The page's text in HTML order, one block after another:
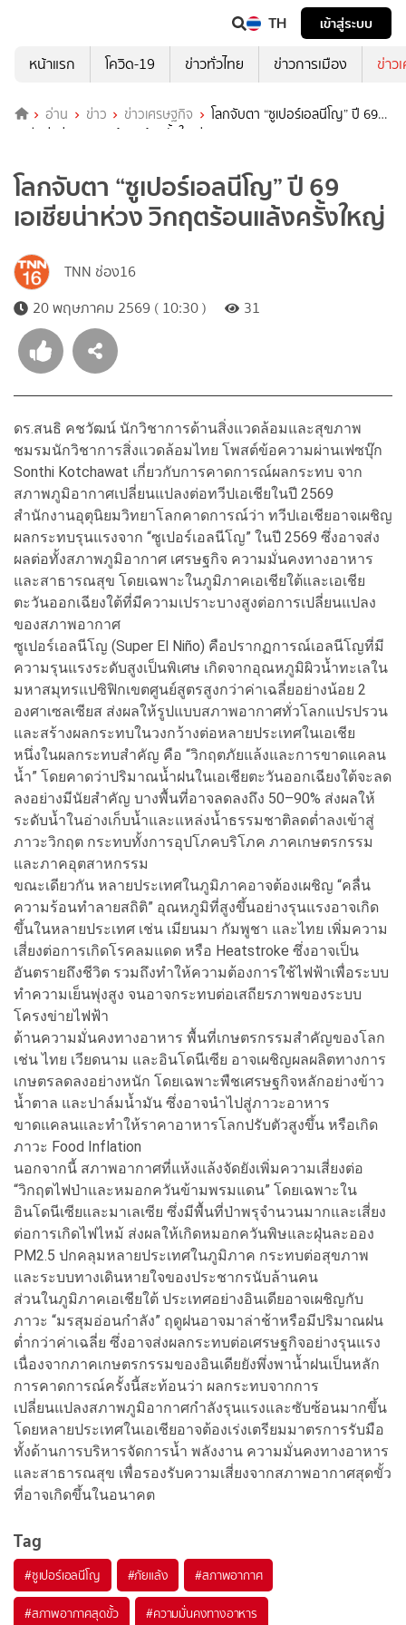
TH
เข้าสู่ระบบ
หน้าแรก
โควิด-19 ข่าวทั่วไทย ข่าวการเมือง ข่าว
อ่าน ข่าว ข่าวเศรษฐกิจ
โลกจับตา “ซูเปอร์เอลนีโญ” ปี 69
เอเชียน่าห่วง วิกฤตร้อนแล้งครั้งใหญ่
โลกจับตา “ซูเปอร์เอลนีโญ” ปี 69
เอเชียน่าห่วง วิกฤตร้อนแล้งครั้งใหญ่
TNN ช่อง16
20 พฤษภาคม 2569 ( 10:30 )
31
ดร.สนธิ คชวัฒน์ นักวิชาการด้านสิ่งแวดล้อมและสุขภาพ
ชมรมนักวิชาการสิ่งแวดล้อมไทย โพสต์ข้อความผ่านเฟซบุ๊ก
Sonthi Kotchawat เกี่ยวกับการคาดการณ์ผลกระทบ จาก
สภาพภูมิอากาศเปลี่ยนแปลงต่อทวีปเอเชียในปี 2569
สำนักงานอุตุนิยมวิทยาโลกคาดการณ์ว่า ทวีปเอเชียอาจเผชิญ
ผลกระทบรุนแรงจาก “ซูเปอร์เอลนีโญ” ในปี 2569 ซึ่งอาจส่ง
ผลต่อทั้งสภาพภูมิอากาศ เศรษฐกิจ ความมั่นคงทางอาหาร
และสาธารณสุข โดยเฉพาะในภูมิภาคเอเชียใต้และเอเชีย
ตะวันออกเฉียงใต้ที่มีความเปราะบางสูงต่อการเปลี่ยนแปลง
ของสภาพอากาศ
ซูเปอร์เอลนีโญ (Super El Niño) คือปรากฏการณ์เอลนีโญที่มี
ความรุนแรงระดับสูงเป็นพิเศษ เกิดจากอุณหภูมิผิวน้ำทะเลใน
มหาสมุทรแปซิฟิกเขตศูนย์สูตรสูงกว่าค่าเฉลี่ยอย่างน้อย 2
องศาเซลเซียส ส่งผลให้รูปแบบสภาพอากาศทั่วโลกแปรปรวน
และสร้างผลกระทบในวงกว้างต่อหลายประเทศในเอเชีย
หนึ่งในผลกระทบสำคัญ คือ “วิกฤตภัยแล้งและการขาดแคลน
น้ำ” โดยคาดว่าปริมาณน้ำฝนในเอเชียตะวันออกเฉียงใต้จะลด
ลงอย่างมีนัยสำคัญ บางพื้นที่อาจลดลงถึง 50–90% ส่งผลให้
ระดับน้ำในอ่างเก็บน้ำและแหล่งน้ำธรรมชาติลดต่ำลงเข้าสู่
ภาวะวิกฤต กระทบทั้งการอุปโภคบริโภค ภาคเกษตรกรรม
และภาคอุตสาหกรรม
ขณะเดียวกัน หลายประเทศในภูมิภาคอาจต้องเผชิญ “คลื่น
ความร้อนทำลายสถิติ” อุณหภูมิที่สูงขึ้นอย่างรุนแรงอาจเกิด
ขึ้นในหลายประเทศ เช่น เมียนมา กัมพูชา และไทย เพิ่มความ
เสี่ยงต่อการเกิดโรคลมแดด หรือ Heatstroke ซึ่งอาจเป็น
อันตรายถึงชีวิต รวมถึงทำให้ความต้องการใช้ไฟฟ้าเพื่อระบบ
ทำความเย็นพุ่งสูง จนอาจกระทบต่อเสถียรภาพของระบบ
โครงข่ายไฟฟ้า
ด้านความมั่นคงทางอาหาร พื้นที่เกษตรกรรมสำคัญของโลก
เช่น ไทย เวียดนาม และอินโดนีเซีย อาจเผชิญผลผลิตทางการ
เกษตรลดลงอย่างหนัก โดยเฉพาะพืชเศรษฐกิจหลักอย่างข้าว
น้ำตาล และปาล์มน้ำมัน ซึ่งอาจนำไปสู่ภาวะอาหาร
ขาดแคลนและทำให้ราคาอาหารโลกปรับตัวสูงขึ้น หรือเกิด
ภาวะ Food Inflation
นอกจากนี้ สภาพอากาศที่แห้งแล้งจัดยังเพิ่มความเสี่ยงต่อ
“วิกฤตไฟป่าและหมอกควันข้ามพรมแดน” โดยเฉพาะใน
อินโดนีเซียและมาเลเซีย ซึ่งมีพื้นที่ป่าพรุจำนวนมากและเสี่ยง
ต่อการเกิดไฟไหม้ ส่งผลให้เกิดหมอกควันพิษและฝุ่นละออง
PM2.5 ปกคลุมหลายประเทศในภูมิภาค กระทบต่อสุขภาพ
และระบบทางเดินหายใจของประชากรนับล้านคน
ส่วนในภูมิภาคเอเชียใต้ ประเทศอย่างอินเดียอาจเผชิญกับ
ภาวะ “มรสุมอ่อนกำลัง” ฤดูฝนอาจมาล่าช้าหรือมีปริมาณฝน
ต่ำกว่าค่าเฉลี่ย ซึ่งอาจส่งผลกระทบต่อเศรษฐกิจอย่างรุนแรง
เนื่องจากภาคเกษตรกรรมของอินเดียยังพึ่งพาน้ำฝนเป็นหลัก
การคาดการณ์ครั้งนี้สะท้อนว่า ผลกระทบจากการ
เปลี่ยนแปลงสภาพภูมิอากาศกำลังรุนแรงและซับซ้อนมากขึ้น
โดยหลายประเทศในเอเชียอาจต้องเร่งเตรียมมาตรการรับมือ
ทั้งด้านการบริหารจัดการน้ำ พลังงาน ความมั่นคงทางอาหาร
และสาธารณสุข เพื่อรองรับความเสี่ยงจากสภาพอากาศสุดขั้ว
ที่อาจเกิดขึ้นในอนาคต
Tag
#ซูเปอร์เอลนีโญ #ภัยแล้ง #สภาพอากาศ
#สภาพอากาศสุดขั้ว #ความมั่นคงทางอาหาร